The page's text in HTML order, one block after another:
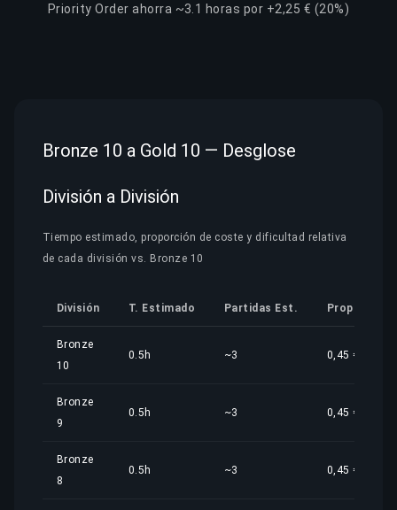
Priority Order ahorra ~3.1 horas por +2,25 € (20%)
Bronze 10 a Gold 10 — Desglose
División a División
Tiempo estimado, proporción de coste y dificultad relativa
de cada división vs. Bronze 10
División T. Estimado Partidas Est. Proporción
Bronze
10
0.5h ~3 0,45 €
Bronze
9
0.5h ~3 0,45 €
Bronze
8
0.5h ~3 0,45 €